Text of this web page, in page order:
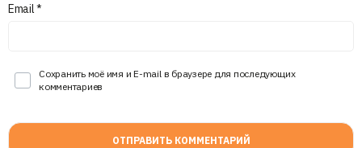
Email*
Сохранить моё имя и E-mail в браузере для последующих
комментариев